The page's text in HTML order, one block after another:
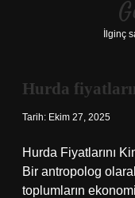
İlginç
Günlük
Yazılar
Hurda
Tarih: Ekim 27, 2025
Hurda Fiyatlarını
Bir antropolog
toplumların